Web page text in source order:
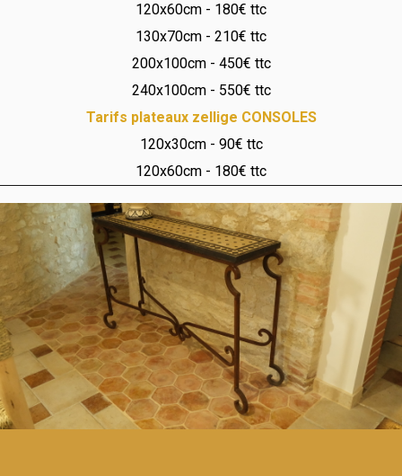
120x60cm - 180€ ttc
130x70cm - 210€ ttc
200x100cm - 450€ ttc
240x100cm - 550€ ttc
Tarifs plateaux zellige CONSOLES
120x30cm - 90€ ttc
120x60cm - 180€ ttc